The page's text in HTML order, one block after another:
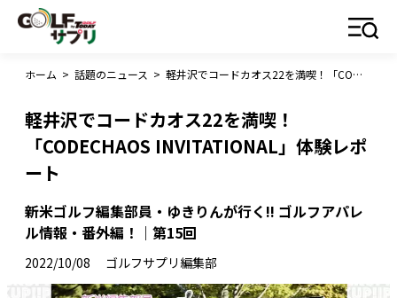
ホーム > 話題のニュース > 軽井沢でコードカオス22を満喫！「CODECHAOS INVITATIONAL」体験レポート
軽井沢でコードカオス22を満喫！
「CODECHAOS INVITATIONAL」体験レポ
ート
新米ゴルフ編集部員・ゆきりんが行く!! ゴルフアパレ
ル情報・番外編！｜第15回
2022/10/08 ゴルフサプリ編集部